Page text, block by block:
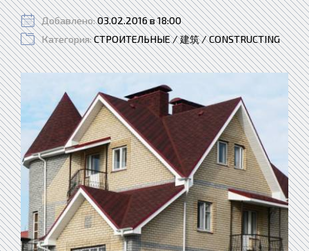
Добавлено:03.02.2016 в 18:00
Категория:СТРОИТЕЛЬНЫЕ / 建筑 / CONSTRUCTING